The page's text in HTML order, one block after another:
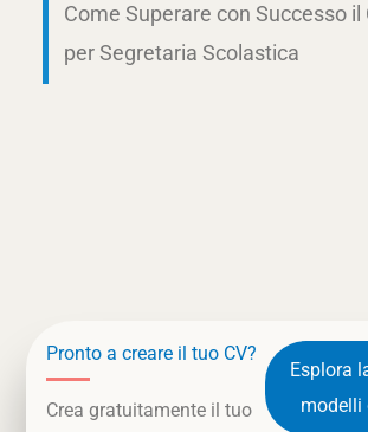
Come Superare con Successo il
per Segretaria Scolastica
Pronto a creare il tuo CV?
Crea gratuitamente il tuo
Esplora
modelli